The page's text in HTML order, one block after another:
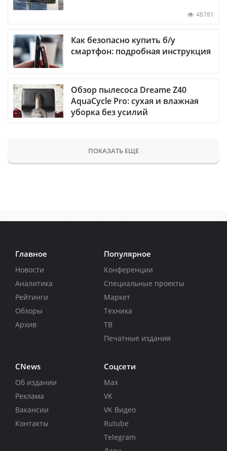
48781
Как безопасно купить б/у
смартфон: подробная инструкция
Обзор пылесоса Dreame Z40
AquaCycle Pro: сухая и влажная
уборка без усилий
ПОКАЗАТЬ ЕЩЕ
Главное
Новости
Аналитика
Рейтинги
Обзоры
Архив
Популярное
Конференции
Специальные проекты
Маркет
Техника
ТВ
Печатные издания
CNews
Об издании
Реклама
Вакансии
Контакты
Соцсети
Max
VK
VK Видео
Rutube
Telegram